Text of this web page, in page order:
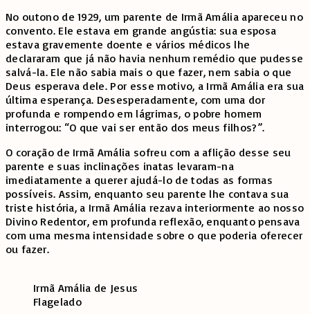
No outono de 1929, um parente de Irmã Amália apareceu no
convento. Ele estava em grande angústia: sua esposa
estava gravemente doente e vários médicos lhe
declararam que já não havia nenhum remédio que pudesse
salvá-la. Ele não sabia mais o que fazer, nem sabia o que
Deus esperava dele. Por esse motivo, a Irmã Amália era sua
última esperança. Desesperadamente, com uma dor
profunda e rompendo em lágrimas, o pobre homem
interrogou: “O que vai ser então dos meus filhos?”.
O coração de Irmã Amália sofreu com a aflição desse seu
parente e suas inclinações inatas levaram-na
imediatamente a querer ajudá-lo de todas as formas
possíveis. Assim, enquanto seu parente lhe contava sua
triste história, a Irmã Amália rezava interiormente ao nosso
Divino Redentor, em profunda reflexão, enquanto pensava
com uma mesma intensidade sobre o que poderia oferecer
ou fazer.
Irmã Amália de Jesus
Flagelado